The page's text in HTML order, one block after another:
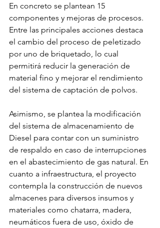
En concreto se plantean 15
componentes y mejoras de procesos.
Entre las principales acciones destaca
el cambio del proceso de peletizado
por uno de briquetado, lo cual
permitirá reducir la generación de
material fino y mejorar el rendimiento
del sistema de captación de polvos.
Asimismo, se plantea la modificación
del sistema de almacenamiento de
Diesel para contar con un suministro
de respaldo en caso de interrupciones
en el abastecimiento de gas natural. En
cuanto a infraestructura, el proyecto
contempla la construcción de nuevos
almacenes para diversos insumos y
materiales como chatarra, madera,
neumáticos fuera de uso, óxido de